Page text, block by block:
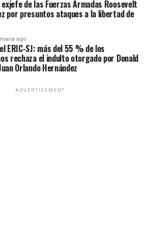
de las Fuerzas Armadas Roosevelt
por presuntos ataques a la libertad de
ago
ERIC-SJ: más del 55 % de los
rechaza el indulto otorgado por Donald
Orlando Hernández
ADVERTISEMENT